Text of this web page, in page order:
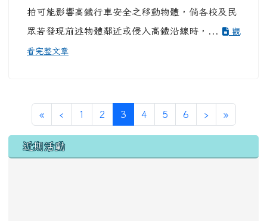
拍可能影響高鐵行車安全之移動物體，倘各校及民
眾若發現前述物體鄰近或侵入高鐵沿線時，...
觀
看完整文章
«第一頁
‹上一頁
1 2 3(目前頁次)
4 5 6 ›下一頁
»最後頁
左邊區域內容
近期活動